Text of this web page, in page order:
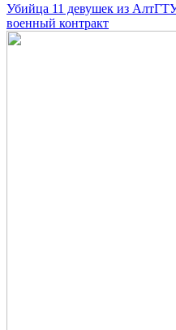
Убийца 11 девушек из
военный контракт